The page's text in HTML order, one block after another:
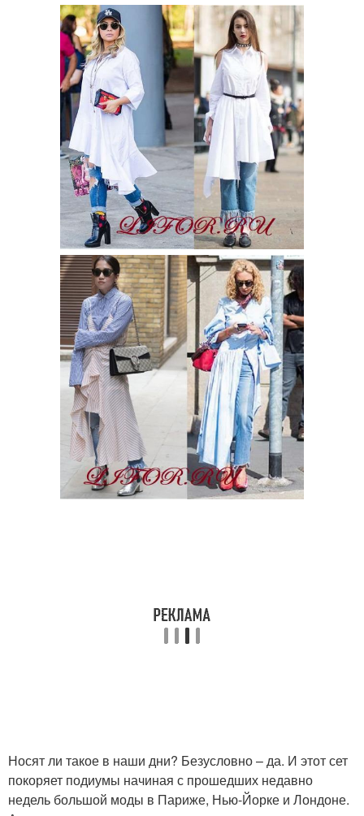
Носят ли такое в наши дни? Безусловно – да. И этот сет
покоряет подиумы начиная с прошедших недавно
недель большой моды в Париже, Нью-Йорке и Лондоне.